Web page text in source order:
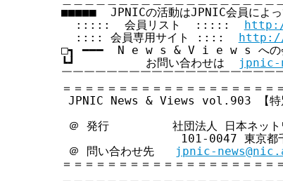
■■■■■  JPNICの活動はJPNIC会員によ
  :::::  会員リスト  :::::
  :::: 会員専用サイト ::::
http://
□┓ ━━━  N e w s & V i e w s への会
┗┛          お問い合わせは
jpnic-
￣￣￣￣￣￣￣￣￣￣￣￣￣￣￣￣￣￣￣
＝＝＝＝＝＝＝＝＝＝＝＝＝＝＝＝＝＝＝
JPNIC News & Views vol.903 【特
＠ 発行         社団法人 日本ネットワ
101-0047 東京都千
＠ 問い合わせ先
jpnic-
＝＝＝＝＝＝＝＝＝＝＝＝＝＝＝＝＝＝＝